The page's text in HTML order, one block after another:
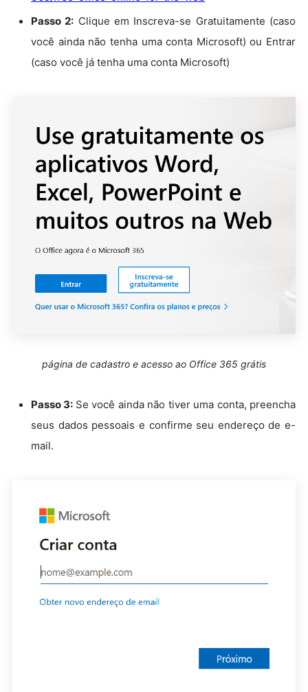
Passo 2: Clique em Inscreva-se Gratuitamente (caso
você ainda não tenha uma conta Microsoft) ou Entrar
(caso você já tenha uma conta Microsoft)
página de cadastro e acesso ao Office 365 grátis
Passo 3: Se você ainda não tiver uma conta, preencha
seus dados pessoais e confirme seu endereço de e-
mail.